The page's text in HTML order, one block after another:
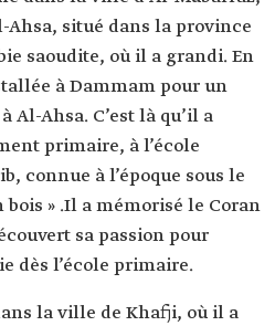
Ahsa, situé dans la province
saoudite, où il a grandi. En
à Dammam pour un
Al-Ahsa. C’est là qu’il a
primaire, à l’école
connue à l’époque sous le
bois » .Il a mémorisé le Coran
sa passion pour
dès l’école primaire.
la ville de Khafji, où il a